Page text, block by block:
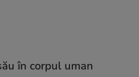
în corpul uman